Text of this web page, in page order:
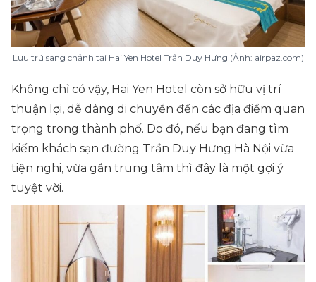
Lưu trú sang chảnh tại Hai Yen Hotel Trần Duy Hưng (Ảnh: airpaz.com)
Không chỉ có vậy, Hai Yen Hotel còn sở hữu vị trí
thuận lợi, dễ dàng di chuyển đến các địa điểm quan
trọng trong thành phố. Do đó, nếu bạn đang tìm
kiếm khách sạn đường Trần Duy Hưng Hà Nội vừa
tiện nghi, vừa gần trung tâm thì đây là một gợi ý
tuyệt vời.